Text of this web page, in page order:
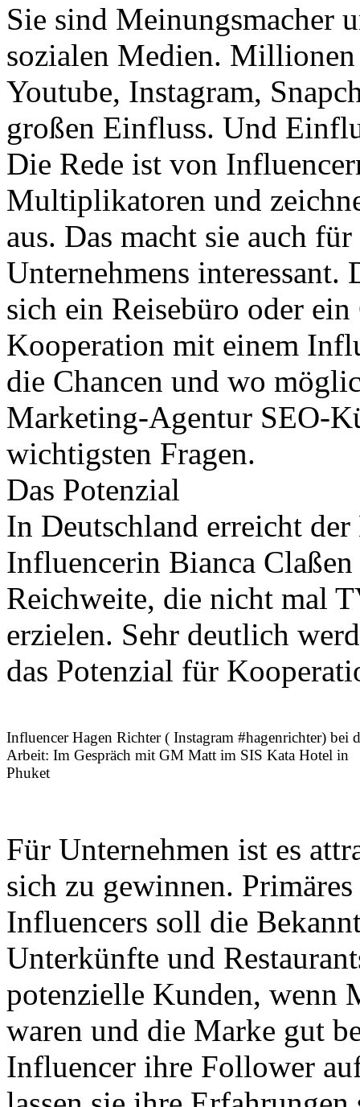
Sie sind Meinungsmacher
sozialen Medien.
Youtube, Instagram,
großen Einfluss. Und
Die Rede ist von
Multiplikatoren und
aus. Das macht sie auch
Unternehmens
sich ein Reisebüro oder
Kooperation mit einem
die Chancen und wo
Marketing-Agentur SEO-
wichtigsten Fragen.
Das Potenzial
In Deutschland erreicht
Influencerin Bianca
Reichweite, die nicht mal
erzielen. Sehr deutlich
das Potenzial für
Influencer Hagen Richter ( Instagram #hagenrichter) bei
Arbeit: Im Gespräch mit GM Matt im SIS Kata Hotel in
Phuket
Für Unternehmen ist es
sich zu gewinnen.
Influencers soll die
Unterkünfte und
potenzielle Kunden, wenn
waren und die Marke gut
Influencer ihre Follower